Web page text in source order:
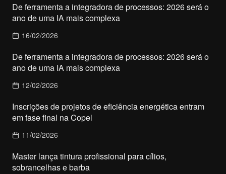
De ferramenta a integradora de processos: 2026 será o
ano de uma IA mais complexa
16/02/2026
De ferramenta a integradora de processos: 2026 será o
ano de uma IA mais complexa
12/02/2026
Inscrições de projetos de eficiência energética entram
em fase final na Copel
11/02/2026
Master lança tintura profissional para cílios,
sobrancelhas e barba